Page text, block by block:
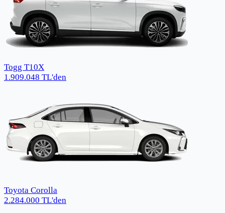
Togg T10X
1.909.048 TL'den
Toyota Corolla
2.284.000 TL'den